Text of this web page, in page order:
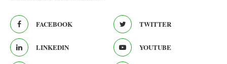
FACEBOOK TWITTER
LINKEDIN YOUTUBE